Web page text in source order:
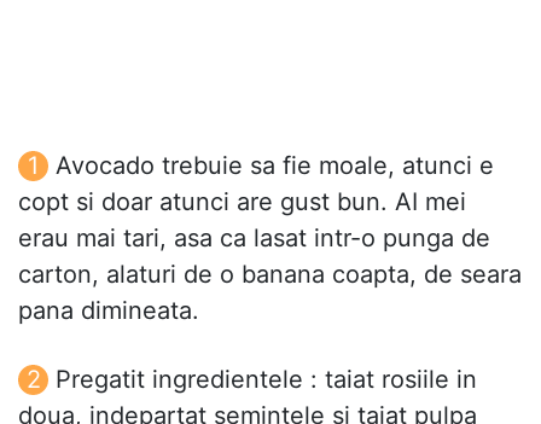
Avocado trebuie sa fie moale, atunci e
copt si doar atunci are gust bun. AI mei
erau mai tari, asa ca lasat intr-o punga de
carton, alaturi de o banana coapta, de seara
pana dimineata.
Pregatit ingredientele : taiat rosiile in
doua, indepartat semintele si taiat pulpa